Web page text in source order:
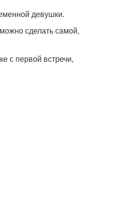
девушки.
сделать самой,
с первой встречи,